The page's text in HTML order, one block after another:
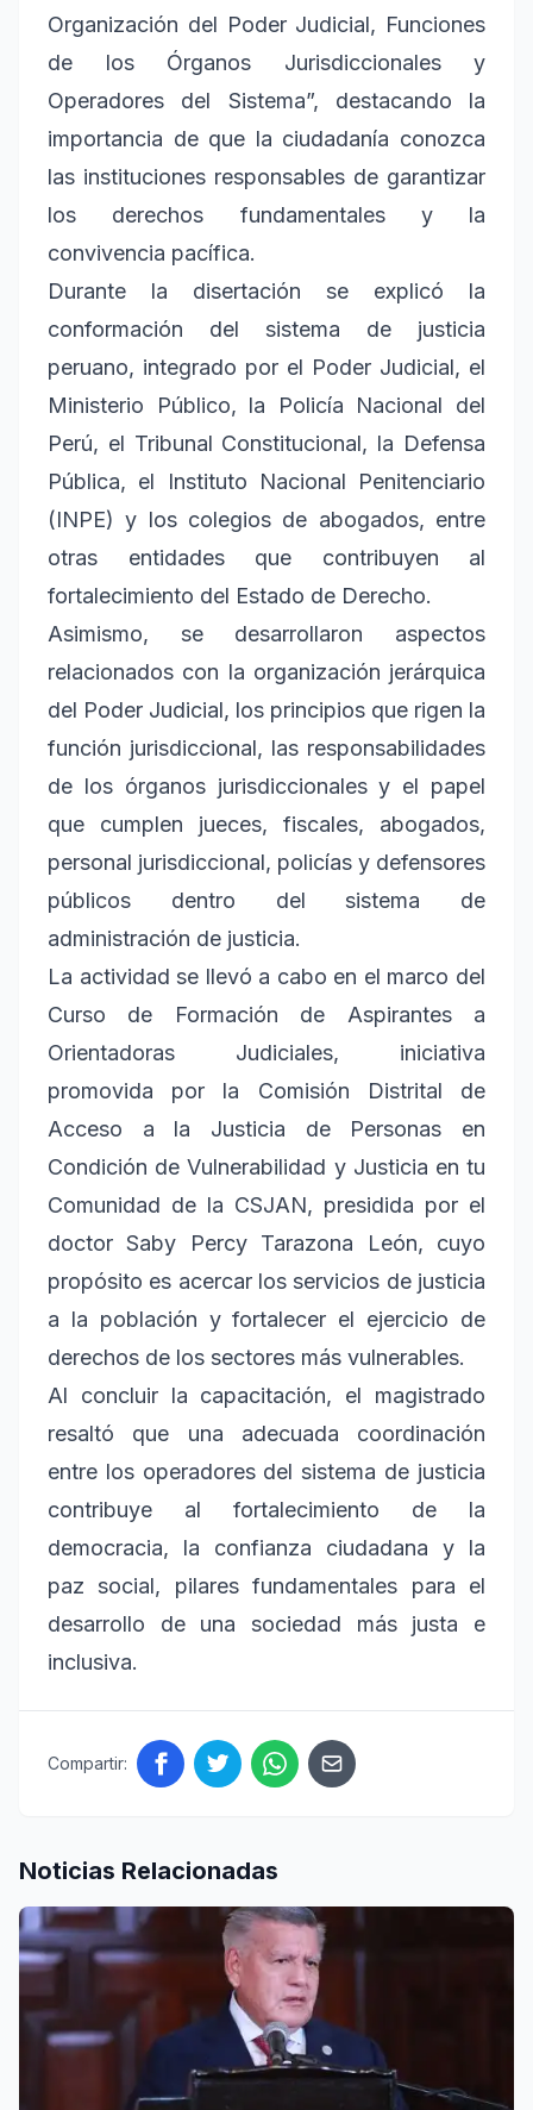
Organización del Poder Judicial, Funciones
de los Órganos Jurisdiccionales y
Operadores del Sistema”, destacando la
importancia de que la ciudadanía conozca
las instituciones responsables de garantizar
los derechos fundamentales y la
convivencia pacífica.
Durante la disertación se explicó la
conformación del sistema de justicia
peruano, integrado por el Poder Judicial, el
Ministerio Público, la Policía Nacional del
Perú, el Tribunal Constitucional, la Defensa
Pública, el Instituto Nacional Penitenciario
(INPE) y los colegios de abogados, entre
otras entidades que contribuyen al
fortalecimiento del Estado de Derecho.
Asimismo, se desarrollaron aspectos
relacionados con la organización jerárquica
del Poder Judicial, los principios que rigen la
función jurisdiccional, las responsabilidades
de los órganos jurisdiccionales y el papel
que cumplen jueces, fiscales, abogados,
personal jurisdiccional, policías y defensores
públicos dentro del sistema de
administración de justicia.
La actividad se llevó a cabo en el marco del
Curso de Formación de Aspirantes a
Orientadoras Judiciales, iniciativa
promovida por la Comisión Distrital de
Acceso a la Justicia de Personas en
Condición de Vulnerabilidad y Justicia en tu
Comunidad de la CSJAN, presidida por el
doctor Saby Percy Tarazona León, cuyo
propósito es acercar los servicios de justicia
a la población y fortalecer el ejercicio de
derechos de los sectores más vulnerables.
Al concluir la capacitación, el magistrado
resaltó que una adecuada coordinación
entre los operadores del sistema de justicia
contribuye al fortalecimiento de la
democracia, la confianza ciudadana y la
paz social, pilares fundamentales para el
desarrollo de una sociedad más justa e
inclusiva.
Compartir:
Noticias Relacionadas